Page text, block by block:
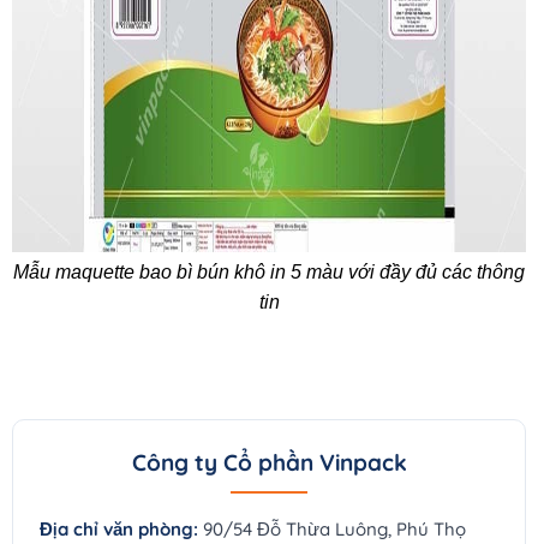
Mẫu maquette bao bì bún khô in 5 màu với đầy đủ các thông
tin
Công ty Cổ phần Vinpack
Địa chỉ văn phòng: 90/54 Đỗ Thừa Luông, Phú Thọ